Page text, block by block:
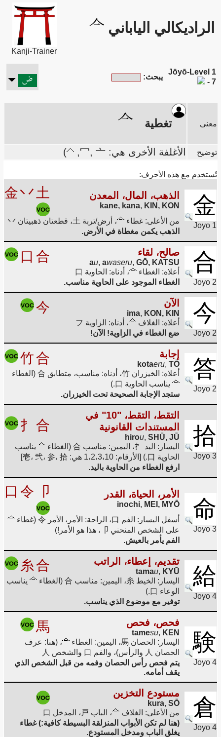
الراديكالي الياباني
Kanji-Trainer
Jōyō-Level 1
- 7
يبحث:
معنى تغطية
توضيح الأغلفة الأخرى هي: 冖, 亠, )
تُستخدم مع هذه الأحرف:
金
Joyo 1
الذهب، المال، المعدن
kane, kana, KIN, KON
金丷 土
من الأعلى: غطاء
، أرض/تربة 土، قطعتان ذهبيتان 丷
الذهب يكمن مغطاة في الأرض.
合
Joyo 2
صالح، لقاء
au, awaseru, GŌ, KATSU
口 合
أعلاه: الغطاء
، أدناه: الحاوية 口
الغطاء الموجود على الحاوية مناسب.
今
Joyo 2
الآن
ima, KON, KIN
今
أعلاه: الغلاف
، أدناه: الزاوية フ
ضع الغطاء في الزاوية! الآن!
答
Joyo 2
إجابة
kotaeru, TŌ
竹合
أعلاه: الخيزران 竹، أدناه: مناسب، متطابق 合 (الغطاء
يناسب الحاوية 口.)
ستجد الإجابة الصحيحة تحت الخيزران.
拾
Joyo 3
التقط، التقط، "10" في
المستندات القانونية
hirou, SHŪ, JŪ
扌 合
اليسار: اليد 扌، اليمين: مناسب 合 (الغطاء
يناسب
الحاوية 口.) [الأرقام: 1،2،3،10 هي: 壱، 弐، 参، 拾]
ارفع الغطاء من الحاوية باليد.
命
Joyo 3
الأمر، الحياة، القدر
inochi, MEI, MYŌ
口 令 卩
أسفل اليسار: الفم 口، الراحة: الأمر، الأمر 令 (غطاء
على الشخص المنحني 卩، هذا هو الأمر!)
الفم يأمر بالعيش.
給
Joyo 4
تقديم، إعطاء، الراتب
tamau, KYŪ
糸合
اليسار: الخيط 糸، اليمين: مناسب 合 (الغطاء
يناسب
الوعاء 口.)
توفير مع موضوع الذي يناسب.
験
Joyo 4
فحص، فحص
tamesu, KEN
馬
اليسار: الحصان 馬، اليمين: الغطاء
، (هنا: عرف
الحصان 人 والرأس)، والفم 口 والشخص 人
يتم فحص رأس الحصان وفمه من قبل الشخص الذي
يقف أمامه.
倉
Joyo 4
مستودع التخزين
kura, SŌ
من الأعلى: الغلاف
، الباب 戸، المدخل 口
(هنا لم تكن الأبواب المنزلقة البسيطة كافية:) غطاء
يغلق الباب ومدخل المستودع.